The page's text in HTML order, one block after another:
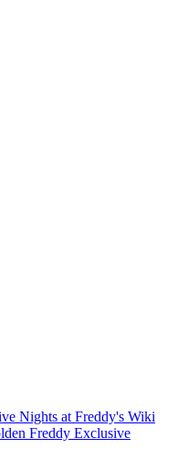
Nights at Freddy's Wiki
Freddy Exclusive